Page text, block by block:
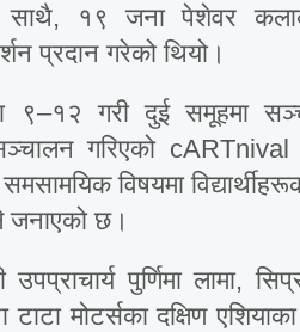
साथै, १९ जना पेशेवर
प्रदान गरेको थियो।
९–१२ गरी दुई समूहमा
गरिएको
विषयमा
जनाएको छ।
पुर्णिमा लामा,
मोटर्सका दक्षिण